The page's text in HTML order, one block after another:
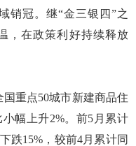
销冠。继“金三银四”之
，在政策利好持续释放
重点50城市新建商品住
幅上升2%。前5月累计
跌15%，较前4月累计同